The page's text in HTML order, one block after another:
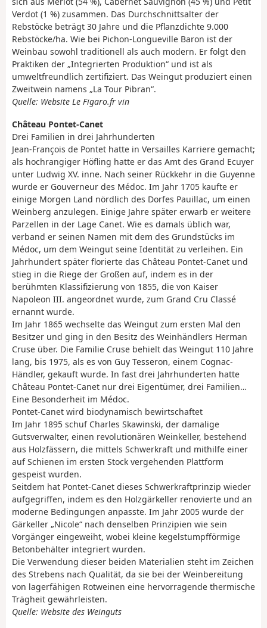
Verdot (1 %) zusammen. Das Durchschnittsalter der
Rebstöcke beträgt 30 Jahre und die Pflanzdichte 9.000
Rebstöcke/ha. Wie bei Pichon-Longueville Baron ist der
Weinbau sowohl traditionell als auch modern. Er folgt den
Praktiken der „Integrierten Produktion“ und ist als
umweltfreundlich zertifiziert. Das Weingut produziert einen
Zweitwein namens „La Tour Pibran“.
Quelle: Website Le Figaro.fr vin
Château Pontet-Canet
Drei Familien in drei Jahrhunderten
Jean-François de Pontet hatte in Versailles Karriere gemacht;
als hochrangiger Höfling hatte er das Amt des Grand Ecuyer
unter Ludwig XV. inne. Nach seiner Rückkehr in die Guyenne
wurde er Gouverneur des Médoc. Im Jahr 1705 kaufte er
einige Morgen Land nördlich des Dorfes Pauillac, um einen
Weinberg anzulegen. Einige Jahre später erwarb er weitere
Parzellen in der Lage Canet. Wie es damals üblich war,
verband er seinen Namen mit dem des Grundstücks im
Médoc, um dem Weingut seine Identität zu verleihen. Ein
Jahrhundert später florierte das Château Pontet-Canet und
stieg in die Riege der Großen auf, indem es in der
berühmten Klassifizierung von 1855, die von Kaiser
Napoleon III. angeordnet wurde, zum Grand Cru Classé
ernannt wurde.
Im Jahr 1865 wechselte das Weingut zum ersten Mal den
Besitzer und ging in den Besitz des Weinhändlers Herman
Cruse über. Die Familie Cruse behielt das Weingut 110 Jahre
lang, bis 1975, als es von Guy Tesseron, einem Cognac-
Händler, gekauft wurde. In fast drei Jahrhunderten hatte
Château Pontet-Canet nur drei Eigentümer, drei Familien…
Eine Besonderheit im Médoc.
Pontet-Canet wird biodynamisch bewirtschaftet
Im Jahr 1895 schuf Charles Skawinski, der damalige
Gutsverwalter, einen revolutionären Weinkeller, bestehend
aus Holzfässern, die mittels Schwerkraft und mithilfe einer
auf Schienen im ersten Stock vergehenden Plattform
gespeist wurden.
Seitdem hat Pontet-Canet dieses Schwerkraftprinzip wieder
aufgegriffen, indem es den Holzgärkeller renovierte und an
moderne Bedingungen anpasste. Im Jahr 2005 wurde der
Gärkeller „Nicole“ nach denselben Prinzipien wie sein
Vorgänger eingeweiht, wobei kleine kegelstumpfförmige
Betonbehälter integriert wurden.
Die Verwendung dieser beiden Materialien steht im Zeichen
des Strebens nach Qualität, da sie bei der Weinbereitung
von lagerfähigen Rotweinen eine hervorragende thermische
Trägheit gewährleisten.
Quelle: Website des Weinguts